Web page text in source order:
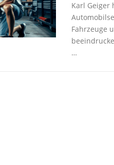
Karl Geiger
Fahrzeuge
…